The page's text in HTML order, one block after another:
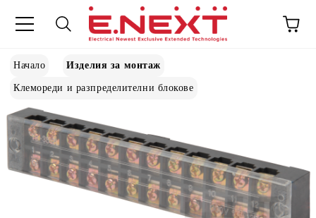
Начало Изделия за монтаж
Клемореди и разпределителни блокове